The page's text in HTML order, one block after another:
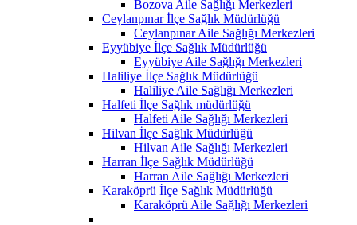
Bozova Aile Sağlığı Merkezleri
Ceylanpınar İlçe Sağlık Müdürlüğü
Ceylanpınar Aile Sağlığı Merkezleri
Eyyübiye İlçe Sağlık Müdürlüğü
Eyyübiye Aile Sağlığı Merkezleri
Haliliye İlçe Sağlık Müdürlüğü
Haliliye Aile Sağlığı Merkezleri
Halfeti İlçe Sağlık müdürlüğü
Halfeti Aile Sağlığı Merkezleri
Hilvan İlçe Sağlık Müdürlüğü
Hilvan Aile Sağlığı Merkezleri
Harran İlçe Sağlık Müdürlüğü
Harran Aile Sağlığı Merkezleri
Karaköprü İlçe Sağlık Müdürlüğü
Karaköprü Aile Sağlığı Merkezleri